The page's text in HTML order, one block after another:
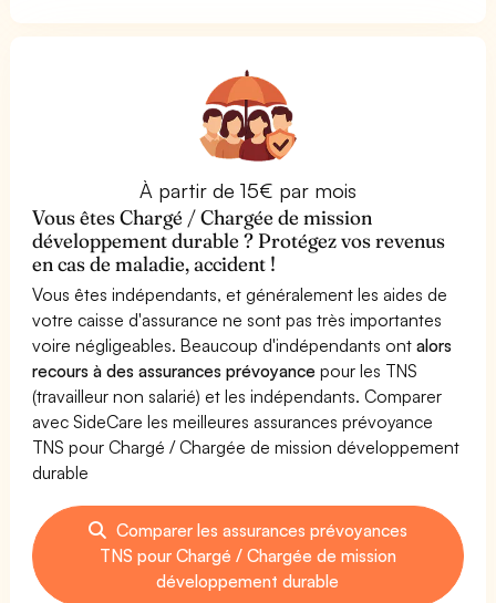
À partir de 15€ par mois
Vous êtes Chargé / Chargée de mission
développement durable ? Protégez vos revenus
en cas de maladie, accident !
Vous êtes indépendants, et généralement les aides de
votre caisse d'assurance ne sont pas très importantes
voire négligeables. Beaucoup d'indépendants ontalors
recours à des assurances prévoyance pour les TNS
(travailleur non salarié) et les indépendants. Comparer
avec SideCare les meilleures assurances prévoyance
TNS pour Chargé / Chargée de mission développement
durable
Comparer les assurances prévoyances
TNS pour Chargé / Chargée de mission
développement durable